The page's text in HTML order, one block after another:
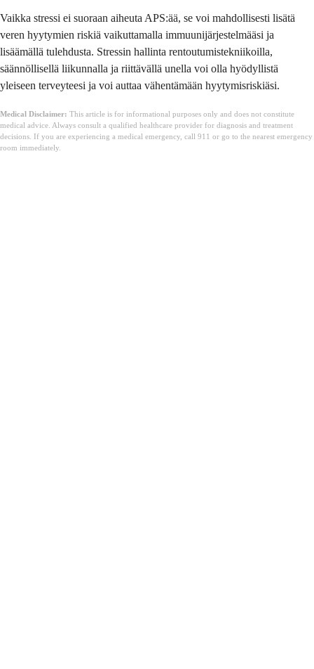
Vaikka stressi ei suoraan aiheuta APS:ää, se voi mahdollisesti lisätä
veren hyytymien riskiä vaikuttamalla immuunijärjestelmääsi ja
lisäämällä tulehdusta. Stressin hallinta rentoutumistekniikoilla,
säännöllisellä liikunnalla ja riittävällä unella voi olla hyödyllistä
yleiseen terveyteesi ja voi auttaa vähentämään hyytymisriskiäsi.
Medical Disclaimer: This article is for informational purposes only and does not constitute
medical advice. Always consult a qualified healthcare provider for diagnosis and treatment
decisions. If you are experiencing a medical emergency, call 911 or go to the nearest emergency
room immediately.